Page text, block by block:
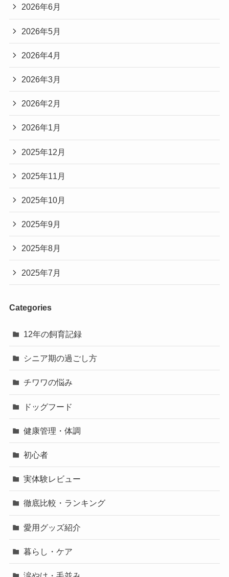
2026年6月
2026年5月
2026年4月
2026年3月
2026年2月
2026年1月
2025年12月
2025年11月
2025年10月
2025年9月
2025年8月
2025年7月
Categories
12年の飼育記録
シニア期の過ごし方
チワワの悩み
ドッグフード
健康管理・体調
初心者
実体験レビュー
徹底比較・ランキング
愛用グッズ紹介
暮らし・ケア